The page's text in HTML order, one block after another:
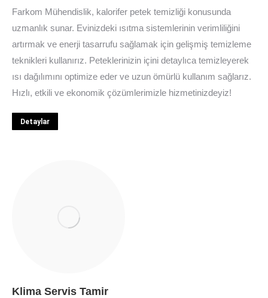
Farkom Mühendislik, kalorifer petek temizliği konusunda
uzmanlık sunar. Evinizdeki ısıtma sistemlerinin verimliliğini
artırmak ve enerji tasarrufu sağlamak için gelişmiş temizleme
teknikleri kullanırız. Peteklerinizin içini detaylıca temizleyerek
ısı dağılımını optimize eder ve uzun ömürlü kullanım sağlarız.
Hızlı, etkili ve ekonomik çözümlerimizle hizmetinizdeyiz!
Detaylar
Klima Servis Tamir